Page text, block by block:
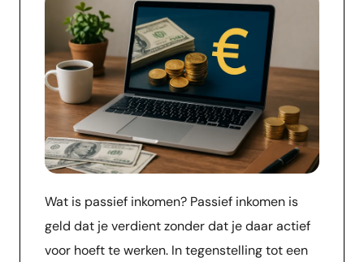
Wat is passief inkomen? Passief inkomen is
geld dat je verdient zonder dat je daar actief
voor hoeft te werken. In tegenstelling tot een